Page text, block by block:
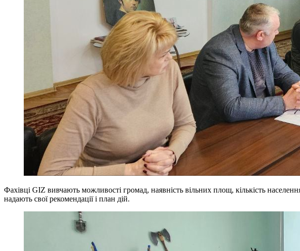
Фахівці GIZ вивчають можливості громад, наявність вільних площ, кількість
надають свої рекомендації і план дій.